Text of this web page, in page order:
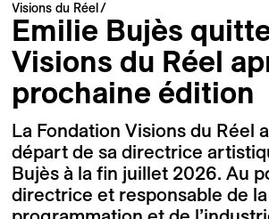
Visions du Réel
Emilie Bujès
Visions du Réel
prochaine édition
La Fondation Visions du Réel
départ de sa directrice
Bujès à la fin juillet 2026. Au
directrice et responsable de la